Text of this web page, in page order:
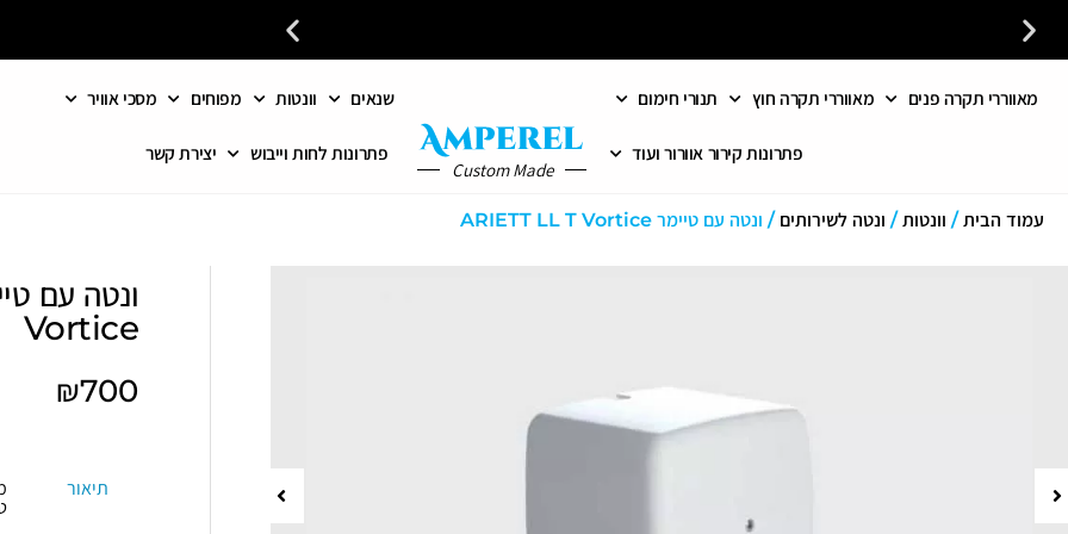
לקבלת ייעוץ חינם חייגו עכשיו - 058-7401300 כל פתרונות האוורור
מאווררי תקרה פנים מאווררי תקרה חוץ תנורי חימום
פתרונות קירור אוורור ועוד
Custom Made
שנאים וונטות מפוחים מסכי אוויר
פתרונות לחות וייבוש יצירת קשר
עמוד הבית/ וונטות/ ונטה לשירותים / ונטה עם טיימר ARIETT LL T Vortice
Vortice
₪700
תיאור